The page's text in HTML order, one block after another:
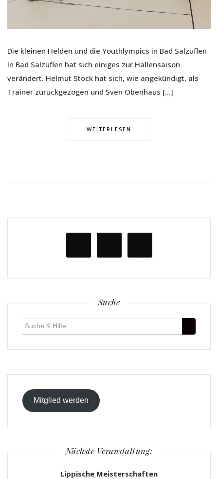
Die kleinen Helden und die Youthlympics in Bad Salzuflen
In Bad Salzuflen hat sich einiges zur Hallensaison
verändert. Helmut Stock hat sich, wie angekündigt, als
Trainer zurückgezogen und Sven Obenhaus […]
WEITERLESEN
Suche
Mitglied werden
Nächste Veranstaltung:
Lippische Meisterschaften